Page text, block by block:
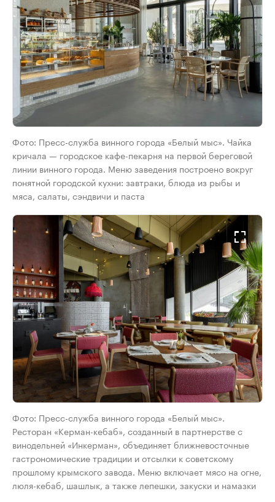
Фото: Пресс-служба винного города «Белый мыс». Чайка
кричала — городское кафе-пекарня на первой береговой
линии винного города. Меню заведения построено вокруг
понятной городской кухни: завтраки, блюда из рыбы и
мяса, салаты, сэндвичи и паста
Фото: Пресс-служба винного города «Белый мыс».
Ресторан «Керман-кебаб», созданный в партнерстве с
винодельней «Инкерман», объединяет ближневосточные
гастрономические традиции и отсылки к советскому
прошлому крымского завода. Меню включает мясо на огне,
люля-кебаб, шашлык, а также лепешки, закуски и намазки